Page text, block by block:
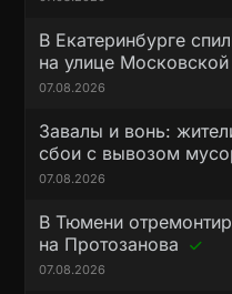
В Екатеринбурге
на улице Московской
07.08.2026
Завалы и вонь:
сбои с вывозом
07.08.2026
В Тюмени
на Протозанова
07.08.2026